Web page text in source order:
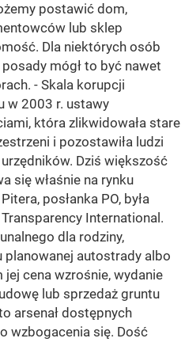
postawić dom,
lub sklep
Dla niektórych osób
mógł to być nawet
- Skala korupcji
w 2003 r. ustawy
która zlikwidowała stare
i pozostawiła ludzi
Dziś większość
się właśnie na rynku
posłanka PO, była
International.
dla rodziny,
planowanej autostrady albo
cena wzrośnie, wydanie
lub sprzedaż gruntu
arsenał dostępnych
wzbogacenia się. Dość